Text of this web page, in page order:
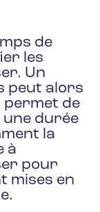
de
les
Un
peut alors
permet de
durée
la
à
pour
mises en